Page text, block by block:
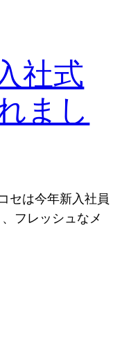
社式
まし
セは今年新入社員
フレッシュなメ